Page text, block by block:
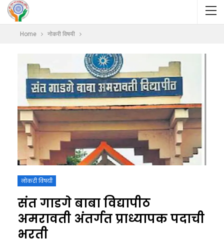
Home नोकरी विषयी
नोकरी विषयी
संत गाडगे बाबा विद्यापीठ
अमरावती अंतर्गत प्राध्यापक पदाची
भरती